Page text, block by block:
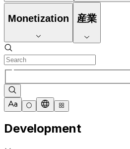
Monetization 産業
Development